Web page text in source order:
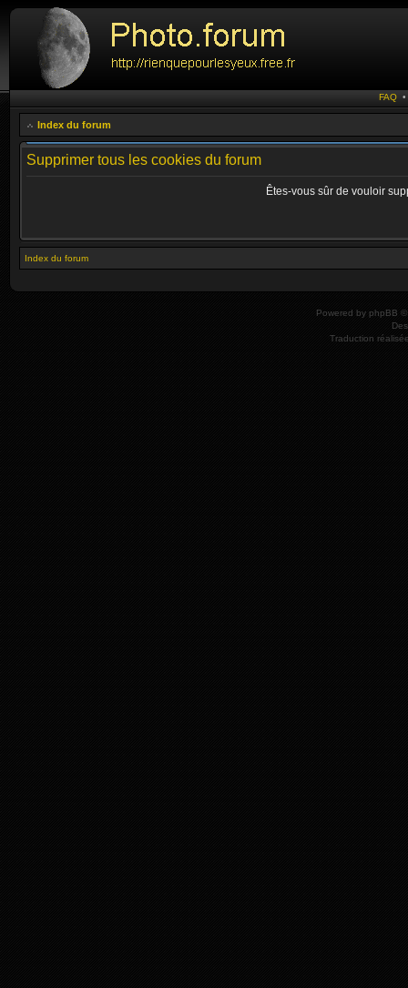
FAQ
Index du forum
Supprimer tous les cookies du forum
Êtes-vous sûr de vouloir
Index du forum
Powered by phpBB ©
Traduction